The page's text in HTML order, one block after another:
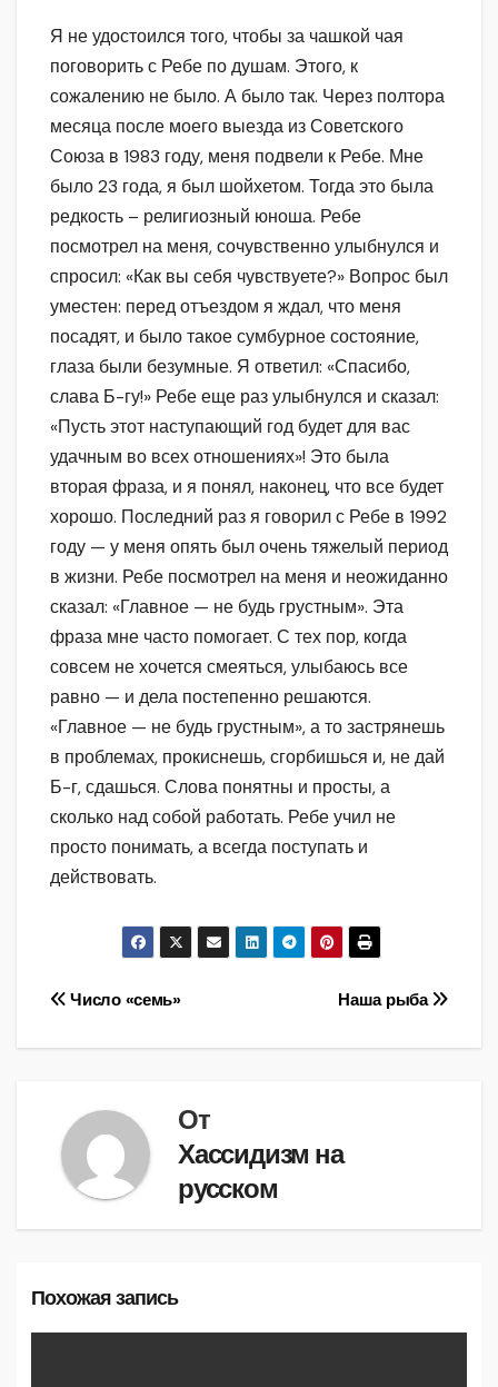
Я не удостоился того, чтобы за чашкой чая
поговорить с Ребе по душам. Этого, к
сожалению не было. А было так. Через полтора
месяца после моего выезда из Советского
Союза в 1983 году, меня подвели к Ребе. Мне
было 23 года, я был шойхетом. Тогда это была
редкость – религиозный юноша. Ребе
посмотрел на меня, сочувственно улыбнулся и
спросил: «Как вы себя чувствуете?» Вопрос был
уместен: перед отъездом я ждал, что меня
посадят, и было такое сумбурное состояние,
глаза были безумные. Я ответил: «Спасибо,
слава Б-гу!» Ребе еще раз улыбнулся и сказал:
«Пусть этот наступающий год будет для вас
удачным во всех отношениях»! Это была
вторая фраза, и я понял, наконец, что все будет
хорошо. Последний раз я говорил с Ребе в 1992
году — у меня опять был очень тяжелый период
в жизни. Ребе посмотрел на меня и неожиданно
сказал: «Главное — не будь грустным». Эта
фраза мне часто помогает. С тех пор, когда
совсем не хочется смеяться, улыбаюсь все
равно — и дела постепенно решаются.
«Главное — не будь грустным», а то застрянешь
в проблемах, прокиснешь, сгорбишься и, не дай
Б-г, сдашься. Слова понятны и просты, а
сколько над собой работать. Ребе учил не
просто понимать, а всегда поступать и
действовать.
Навигация
по
Наша рыба
Число «семь»
От
Хассидизм на
русском
Похожая запись